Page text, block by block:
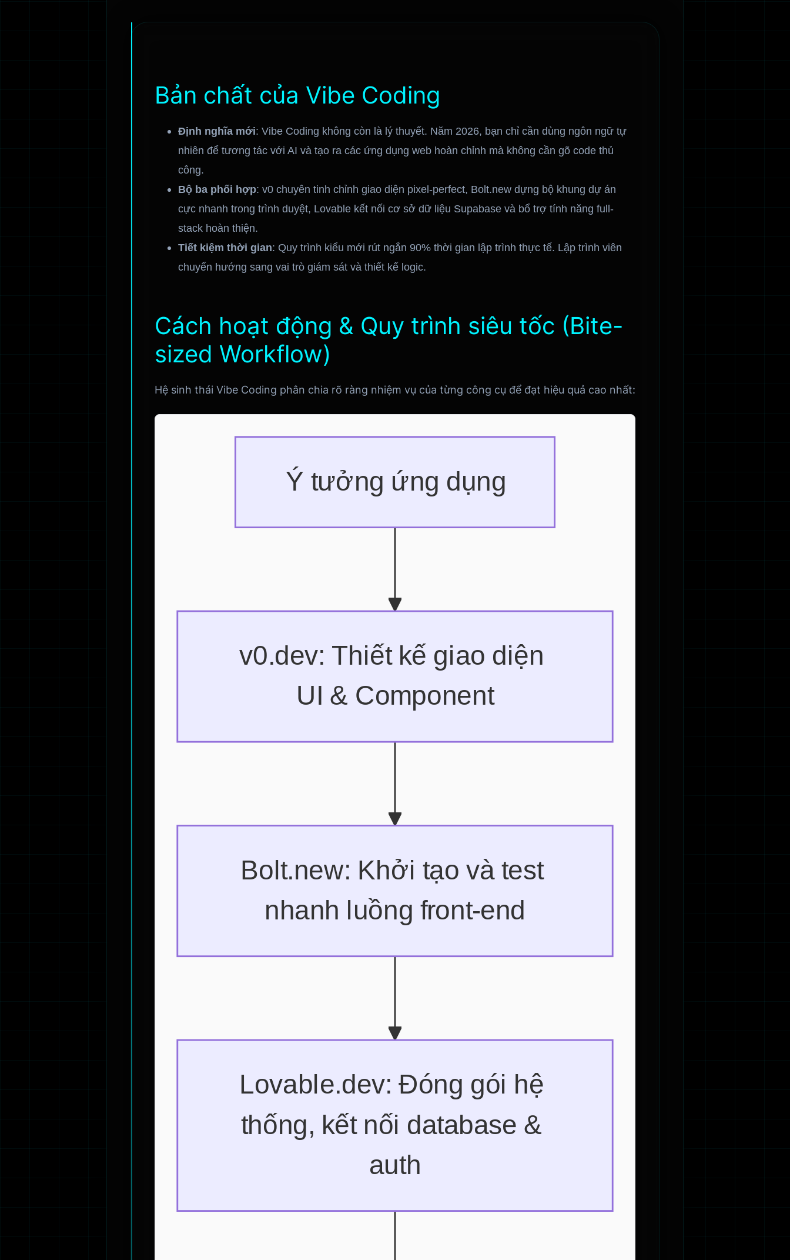
Bản chất của Vibe Coding
Định nghĩa mới: Vibe Coding không còn là lý thuyết. Năm 2026, bạn chỉ cần dùng ngôn ngữ tự
nhiên để tương tác với AI và tạo ra các ứng dụng web hoàn chỉnh mà không cần gõ code thủ
công.
Bộ ba phối hợp: v0 chuyên tinh chỉnh giao diện pixel-perfect, Bolt.new dựng bộ khung dự án
cực nhanh trong trình duyệt, Lovable kết nối cơ sở dữ liệu Supabase và bổ trợ tính năng full-
stack hoàn thiện.
Tiết kiệm thời gian: Quy trình kiểu mới rút ngắn 90% thời gian lập trình thực tế. Lập trình viên
chuyển hướng sang vai trò giám sát và thiết kế logic.
Cách hoạt động & Quy trình siêu tốc (Bite-
sized Workflow)
Hệ sinh thái Vibe Coding phân chia rõ ràng nhiệm vụ của từng công cụ để đạt hiệu quả cao nhất: